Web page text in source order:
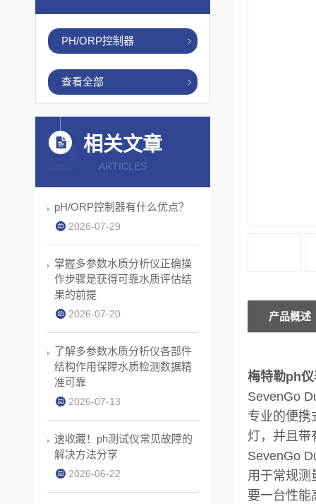
产品概述
梅特勒ph
SevenGo
专业的便携
灯，并且带
SevenGo
用于常规测
要一台性能
PH/ORP控制器
查看全部
相关文章
ARTICLES
pH/ORP控制器有什么优点？
2026-07-29
掌握多参数水质分析仪正确操
作步骤是获得可靠水质评估结
果的前提
2026-07-20
了解多参数水质分析仪各部件
结构作用保障水质检测数据精
准可靠
2026-07-13
速收藏！ph测试仪常见故障的
解决方法分享
2026-06-22